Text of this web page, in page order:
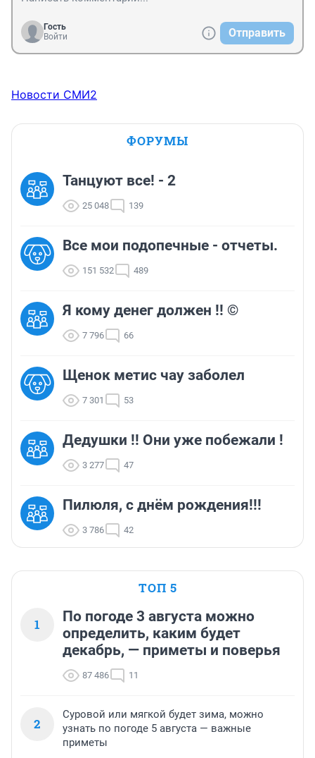
Гость
Войти
Отправить
Новости СМИ2
ФОРУМЫ
Танцуют все! - 2
25 048 139
Все мои подопечные - отчеты.
151 532 489
Я кому денег должен !! ©
7 796 66
Щенок метис чау заболел
7 301 53
Дедушки !! Они уже побежали !
3 277 47
Пилюля, с днём рождения!!!
3 786 42
ТОП 5
1
По погоде 3 августа можно
определить, каким будет
декабрь, — приметы и поверья
87 486 11
2
Суровой или мягкой будет зима, можно
узнать по погоде 5 августа — важные
приметы